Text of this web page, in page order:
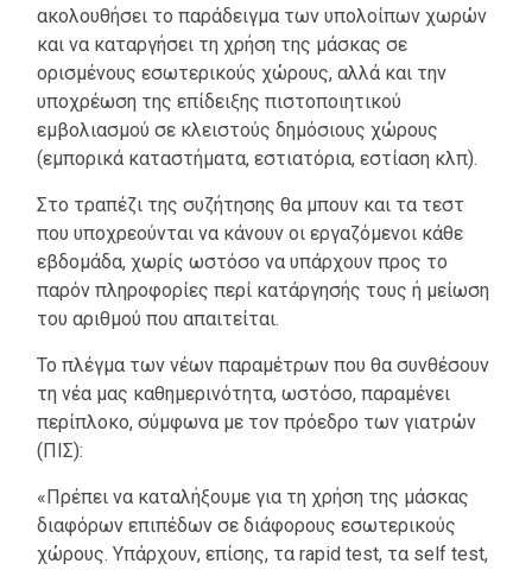
ακολουθήσει το παράδειγμα των υπολοίπων χωρών
και να καταργήσει τη χρήση της μάσκας σε
ορισμένους εσωτερικούς χώρους, αλλά και την
υποχρέωση της επίδειξης πιστοποιητικού
εμβολιασμού σε κλειστούς δημόσιους χώρους
(εμπορικά καταστήματα, εστιατόρια, εστίαση κλπ).
Στο τραπέζι της συζήτησης θα μπουν και τα τεστ
που υποχρεούνται να κάνουν οι εργαζόμενοι κάθε
εβδομάδα, χωρίς ωστόσο να υπάρχουν προς το
παρόν πληροφορίες περί κατάργησής τους ή μείωση
του αριθμού που απαιτείται.
Το πλέγμα των νέων παραμέτρων που θα συνθέσουν
τη νέα μας καθημερινότητα, ωστόσο, παραμένει
περίπλοκο, σύμφωνα με τον πρόεδρο των γιατρών
(ΠΙΣ):
«Πρέπει να καταλήξουμε για τη χρήση της μάσκας
διαφόρων επιπέδων σε διάφορους εσωτερικούς
χώρους. Υπάρχουν, επίσης, τα rapid test, τα self test,